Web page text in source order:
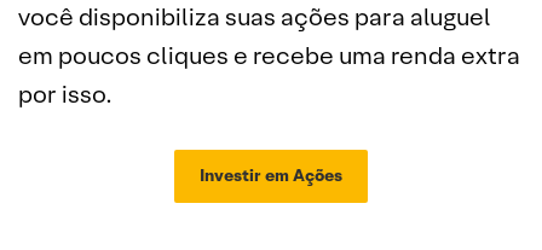
você disponibiliza suas ações para aluguel
em poucos cliques e recebe uma renda extra
por isso.
Investir em Ações